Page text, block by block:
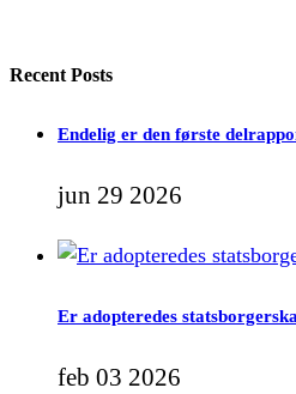
Recent Posts
Endelig er den første
jun 29 2026
Er adopteredes
feb 03 2026